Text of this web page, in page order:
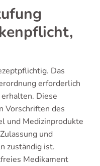
Das
erforderlich
Diese
Vorschriften des
und Medizinprodukte
und
zuständig ist.
Medikament